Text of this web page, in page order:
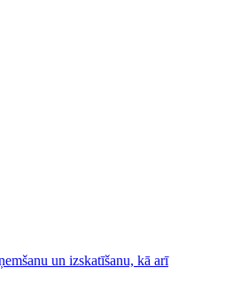
un izskatīšanu, kā arī